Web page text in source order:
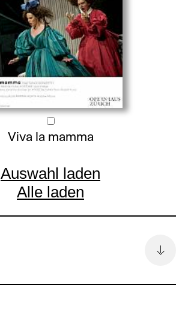
Viva la mamma
Auswahl laden
Alle laden